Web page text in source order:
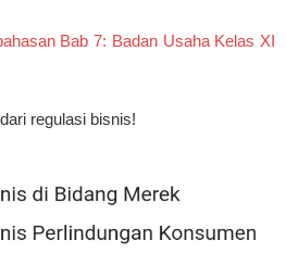
Bab 7: Badan Usaha Kelas XI
regulasi bisnis!